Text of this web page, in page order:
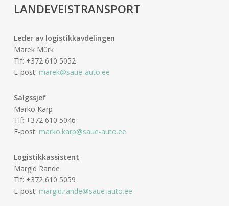
LANDEVEISTRANSPORT
Leder av logistikkavdelingen
Marek Mürk
Tlf: +372 610 5052
E-post: marek@saue-auto.ee
Salgssjef
Marko Karp
Tlf: +372 610 5046
E-post: marko.karp@saue-auto.ee
Logistikkassistent
Margid Rande
Tlf: +372 610 5059
E-post: margid.rande@saue-auto.ee